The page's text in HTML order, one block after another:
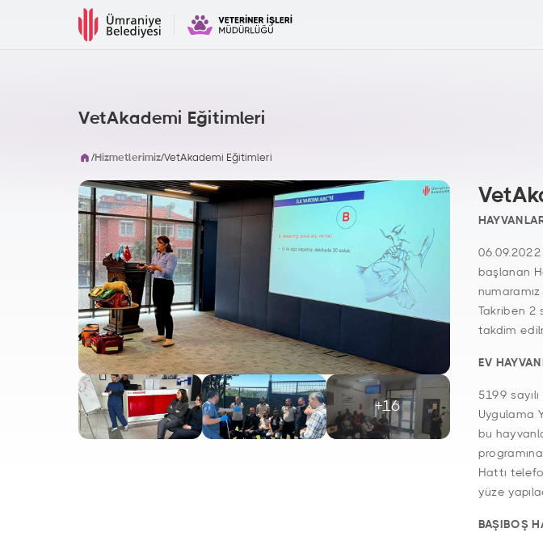
VetAkademi Eğitimleri
/Hizmetlerimiz/VetAkademi Eğitimleri
+16
başlanan
Takriben
takdim
EV
5199
Uygulama
bu
Hattı
yüze
BAŞIBOŞ